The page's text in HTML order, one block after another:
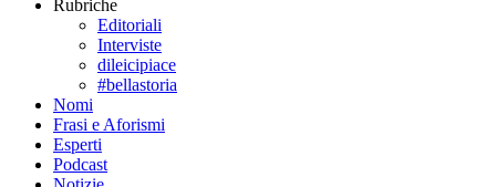
Rubriche
Editoriali
Interviste
dileicipiace
#bellastoria
Nomi
Frasi e Aforismi
Esperti
Podcast